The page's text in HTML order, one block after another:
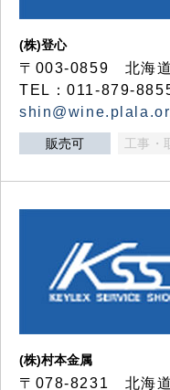
(株)登心
〒003-0859 北海道
TEL：011-879-
販売可 工事・
(株)村本金属
〒078-8231 北海